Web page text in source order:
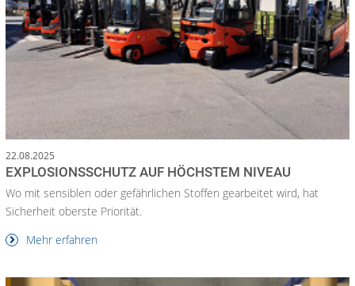
22.08.2025
EXPLOSIONSSCHUTZ AUF HÖCHSTEM NIVEAU
Wo mit sensiblen oder gefährlichen Stoffen gearbeitet wird, hat
Sicherheit oberste Priorität.
Mehr erfahren